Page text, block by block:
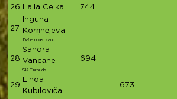
26 Laila Ceika 744
27
Inguna
Korņnējeva
Daba mūs sauc
28
Sandra
Vancāne
SK Tērauds
694
29
Linda
Kubiloviča
673